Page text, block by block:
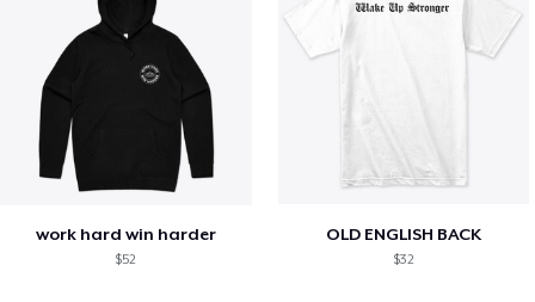
work hard win harder
$52
OLD ENGLISH BACK
$32